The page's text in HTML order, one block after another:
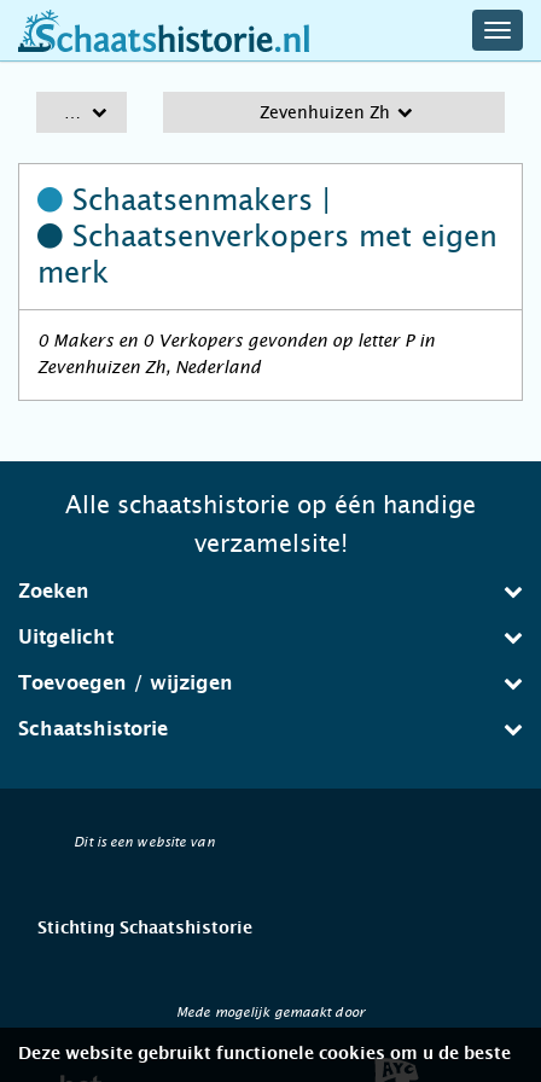
schaatshistorie.nl
Zevenhuizen Zh
Schaatsenmakers |
Schaatsenverkopers met eigen
merk
0 Makers en 0 Verkopers gevonden op letter P in
Zevenhuizen Zh, Nederland
Alle schaatshistorie op één handige
verzamelsite!
Zoeken
Uitgelicht
Toevoegen / wijzigen
Schaatshistorie
Dit is een website van
Stichting Schaatshistorie
Mede mogelijk gemaakt door
Deze website gebruikt functionele cookies om u de beste